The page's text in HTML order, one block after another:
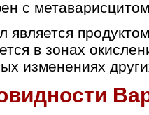
с
является
в зонах
изменениях